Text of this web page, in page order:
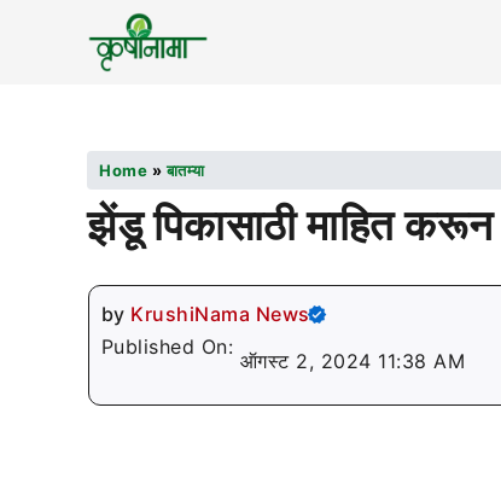
Home »बातम्या
झेंडू पिकासाठी माहित
by KrushiNama News
Published On:
ऑगस्ट 2, 2024 11:38 AM